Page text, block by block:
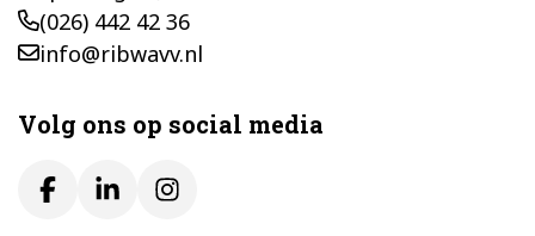
(026) 442 42 36
info@ribwavv.nl
Volg ons op social media